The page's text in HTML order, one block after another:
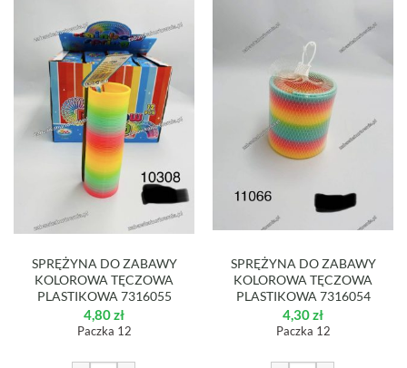
SPRĘŻYNA DO ZABAWY
KOLOROWA TĘCZOWA
PLASTIKOWA 7316055
4,80zł
Paczka 12
SPRĘŻYNA DO ZABAWY
KOLOROWA TĘCZOWA
PLASTIKOWA 7316054
4,30zł
Paczka 12